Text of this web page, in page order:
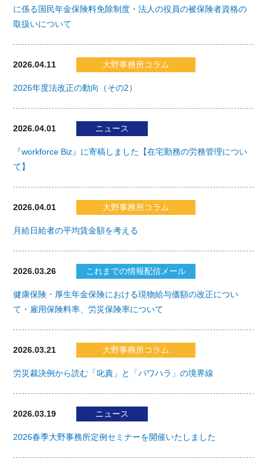
に係る国民年金保険料免除制度・法人の役員の被保険者資格の
取扱いについて
2026.04.11 大野事務所コラム
2026年度法改正の動向（その2）
2026.04.01 ニュース
『workforce Biz』に寄稿しました【在宅勤務の労務管理につい
て】
2026.04.01 大野事務所コラム
月給日給者の平均賃金額を考える
2026.03.26 これまでの情報配信メール
健康保険・厚生年金保険における現物給与価額の改正につい
て・雇用保険料率、労災保険率について
2026.03.21 大野事務所コラム
労災裁決例から読む「叱責」と「パワハラ」の境界線
2026.03.19 ニュース
2026春季大野事務所定例セミナーを開催いたしました